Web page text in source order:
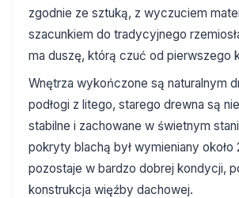
zgodnie ze sztuką, z wyczuciem
szacunkiem do tradycyjnego
ma duszę, którą czuć od pierwszego
Wnętrza wykończone są naturalnym
podłogi z litego, starego drewna są
stabilne i zachowane w świetnym
pokryty blachą był wymieniany około
pozostaje w bardzo dobrej kondycji,
konstrukcja więźby dachowej.